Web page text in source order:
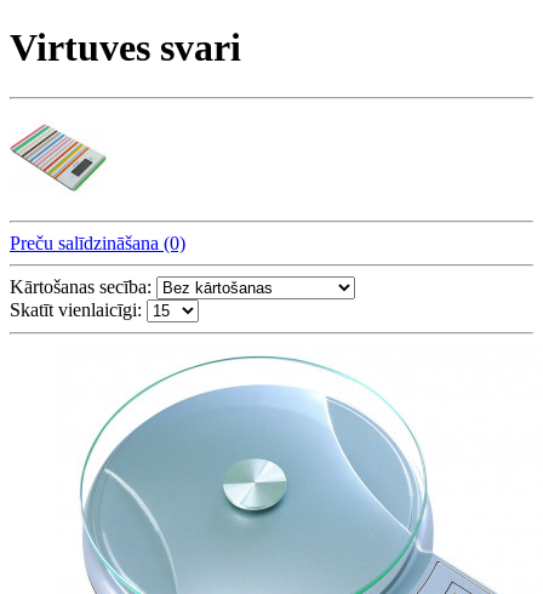
Virtuves svari
Preču salīdzināšana (0)
Kārtošanas secība:
Skatīt vienlaicīgi: